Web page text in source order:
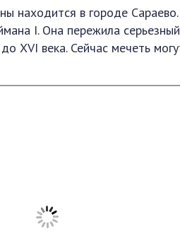
находится в городе
I. Она пережила
XVI века. Сейчас мечеть